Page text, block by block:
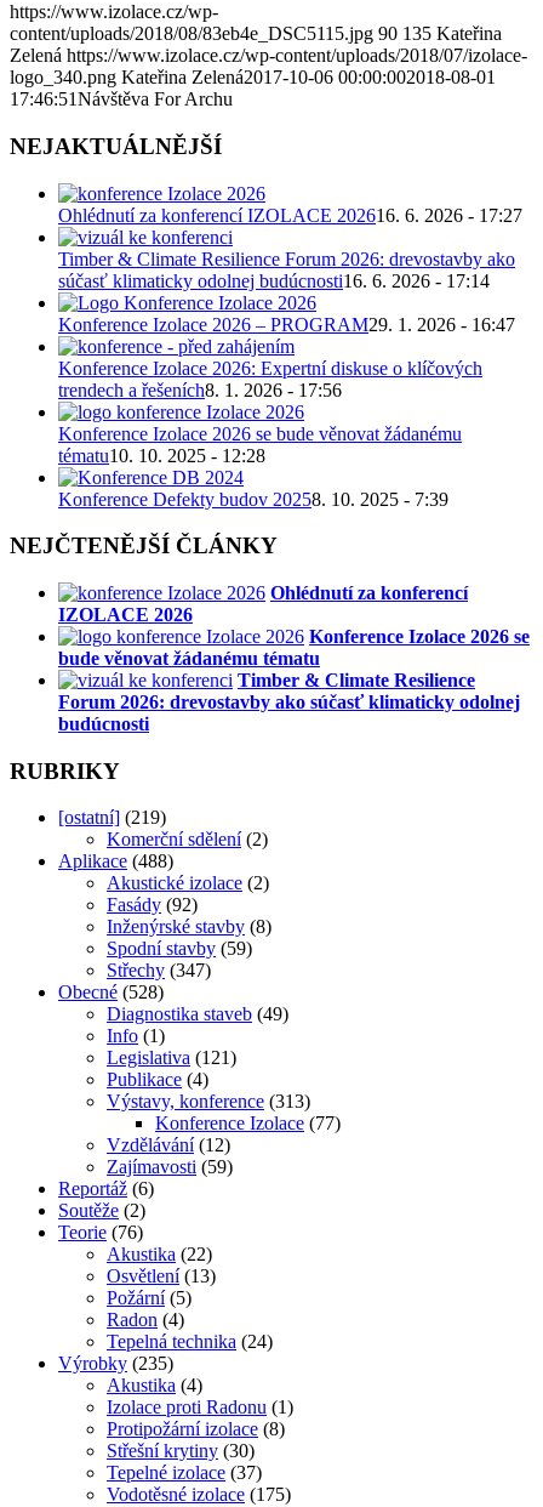
https://www.izolace.cz/wp-
content/uploads/2018/08/83eb4e_DSC5115.jpg 90 135 Kateřina
Zelená https://www.izolace.cz/wp-content/uploads/2018/07/izolace-
logo_340.png Kateřina Zelená2017-10-06 00:00:002018-08-01
17:46:51Návštěva For Archu
NEJAKTUÁLNĚJŠÍ
Ohlédnutí za konferencí IZOLACE 202616. 6. 2026 - 17:27
Timber & Climate Resilience Forum 2026: drevostavby ako
súčasť klimaticky odolnej budúcnosti16. 6. 2026 - 17:14
Konference Izolace 2026 – PROGRAM29. 1. 2026 - 16:47
Konference Izolace 2026: Expertní diskuse o klíčových
trendech a řešeních8. 1. 2026 - 17:56
Konference Izolace 2026 se bude věnovat žádanému
tématu10. 10. 2025 - 12:28
Konference Defekty budov 20258. 10. 2025 - 7:39
NEJČTENĚJŠÍ ČLÁNKY
Ohlédnutí za konferencí
IZOLACE 2026
Konference Izolace 2026 se
bude věnovat žádanému tématu
Timber & Climate Resilience
Forum 2026: drevostavby ako súčasť klimaticky odolnej
budúcnosti
RUBRIKY
[ostatní] (219)
Komerční sdělení (2)
Aplikace (488)
Akustické izolace (2)
Fasády (92)
Inženýrské stavby (8)
Spodní stavby (59)
Střechy (347)
Obecné (528)
Diagnostika staveb (49)
Info (1)
Legislativa (121)
Publikace (4)
Výstavy, konference (313)
Konference Izolace (77)
Vzdělávání (12)
Zajímavosti (59)
Reportáž (6)
Soutěže (2)
Teorie (76)
Akustika (22)
Osvětlení (13)
Požární (5)
Radon (4)
Tepelná technika (24)
Výrobky (235)
Akustika (4)
Izolace proti Radonu (1)
Protipožární izolace (8)
Střešní krytiny (30)
Tepelné izolace (37)
Vodotěsné izolace (175)